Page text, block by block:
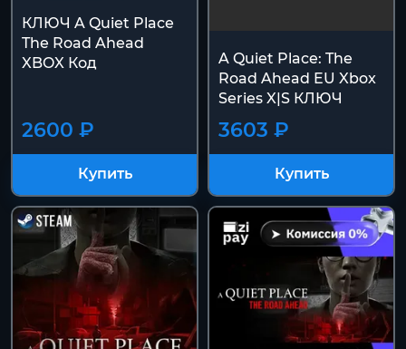
КЛЮЧ A Quiet Place
The Road Ahead
XBOX Код
2600 ₽
Купить
A Quiet Place: The
Road Ahead EU Xbox
Series X|S КЛЮЧ
3603 ₽
Купить